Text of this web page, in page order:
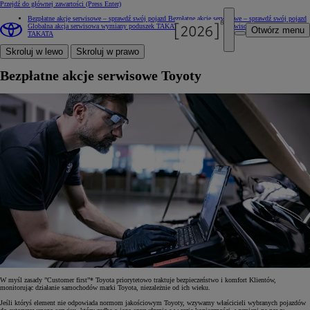
Przejdź do głównej zawartości (Press Enter)
Otwórz menu
Bezpłatne akcje serwisowe – sprawdź swój pojazd Bezpłatne akcje serwisowe – sprawdź swój pojazd
Globalna akcja serwisowa wymiany poduszek TAKATAGlobalna akcja serwisowa wymiany poduszek
TAKATA
Skroluj w lewo Skroluj w prawo
Bezpłatne akcje serwisowe Toyoty
W myśl zasady ”Customer first”* Toyota priorytetowo traktuje bezpieczeństwo i komfort Klientów,
monitorując działanie samochodów marki Toyota, niezależnie od ich wieku.
Jeśli któryś element nie odpowiada normom jakościowym Toyoty, wzywamy właścicieli wybranych pojazdów